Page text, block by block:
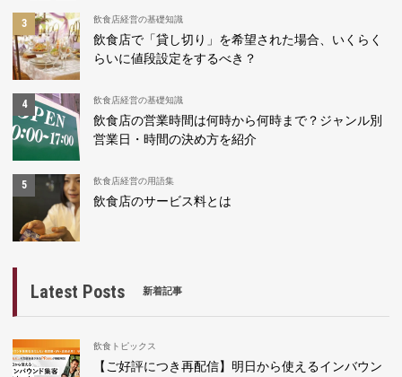
飲食店経営の基礎知識
飲食店で「貸し切り」を希望された場合、いくらく
らいに値段設定をするべき？
飲食店経営の基礎知識
飲食店の営業時間は何時から何時まで？ジャンル別
営業日・時間の決め方を紹介
飲食店経営の用語集
飲食店のサービス料とは
Latest Posts 新着記事
飲食トピックス
【ご好評につき再配信】明日から使えるインバウン